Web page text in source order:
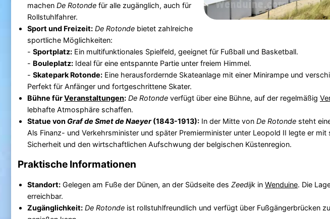
machen De Rotondefür alle zugänglich, auch für
Rollstuhlfahrer.
Sport und Freizeit: De Rotondebietet zahlreiche
sportliche Möglichkeiten:
- Sportplatz:Ein multifunktionales Spielfeld, geeignet für Fußball und Basketball.
- Bouleplatz:Ideal für eine entspannte Partie unter freiem Himmel.
- Skatepark Rotonde:Eine herausfordernde Skateanlage mit einer Minirampe und
Perfekt für Anfänger und fortgeschrittene Skater.
Bühne fürVeranstaltungen: De Rotondeverfügt über eine Bühne, auf der regelmäßig
lebhafte Atmosphäre schaffen.
Statue von Graf de Smet de Naeyer(1843-1913):In der Mitte von De Rotondesteht
Als Finanz- und Verkehrsminister und später Premierminister unter Leopold II legte er
Sicherheit und den wirtschaftlichen Aufschwung der belgischen Küstenregion.
Praktische Informationen
Standort:Gelegen am Fuße der Dünen, an der Südseite des Zeedijkin Wenduine. Die
erreichbar.
Zugänglichkeit: De Rotondeist rollstuhlfreundlich und verfügt über Fußgängerbrücken